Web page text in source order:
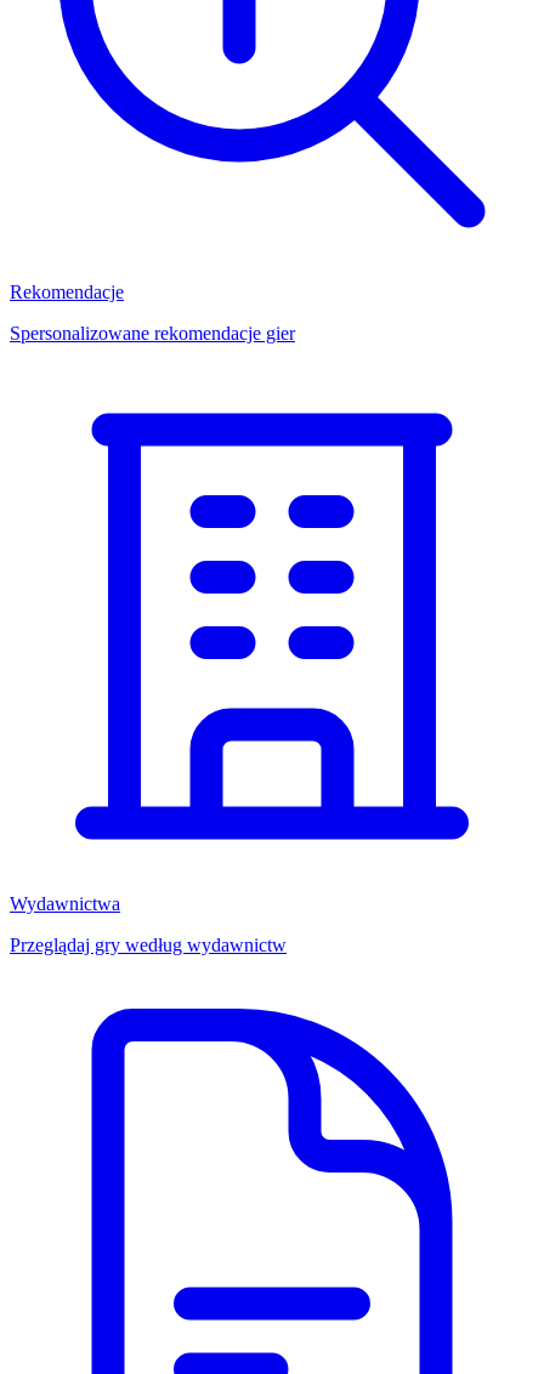
Rekomendacje
Spersonalizowane rekomendacje gier
Wydawnictwa
Przeglądaj gry według wydawnictw